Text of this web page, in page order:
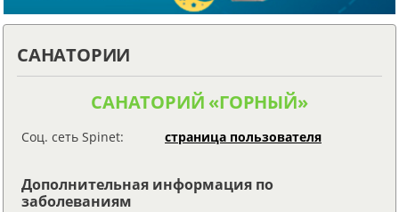
САНАТОРИИ
САНАТОРИЙ «ГОРНЫЙ»
Соц. сеть Spinet: страница пользователя
Дополнительная информация по
заболеваниям